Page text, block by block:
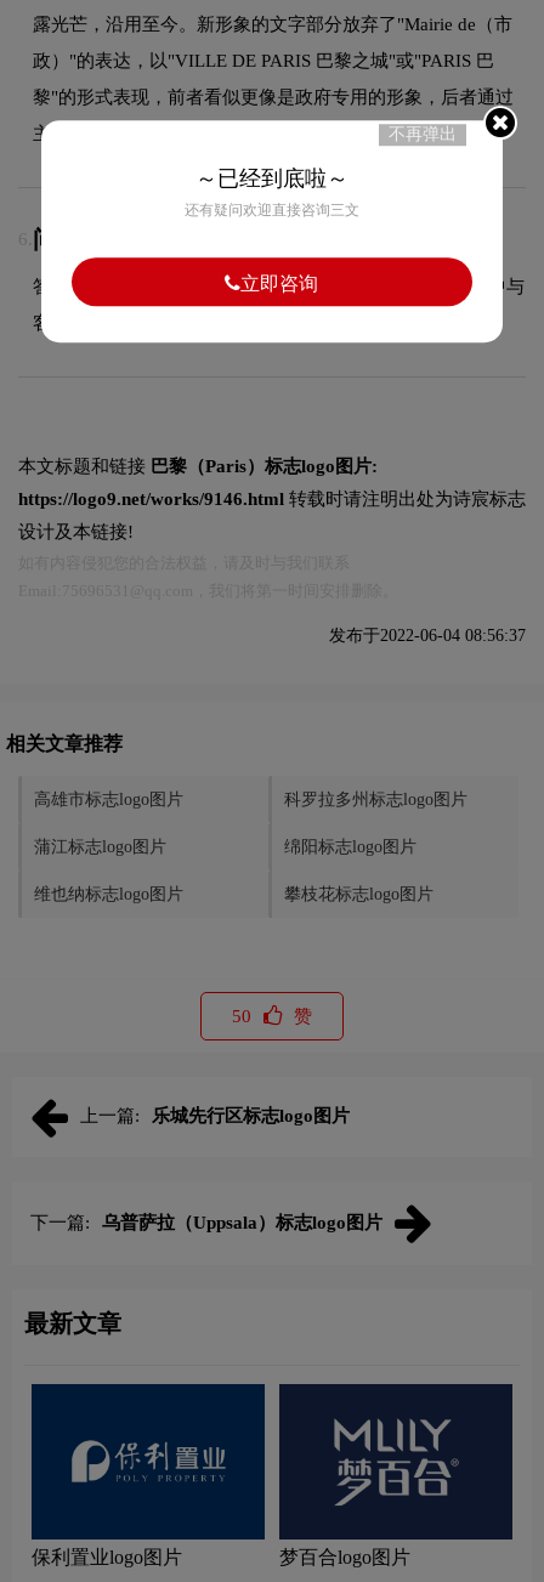
露光芒，沿用至今。新形象的文字部分放弃了"Mairie de（市
政）"的表达，以"VILLE DE PARIS 巴黎之城"或"PARIS 巴
黎"的形式表现，前者看似更像是政府专用的形象，后者通过
主次的区分，新形象让"PARIS"重点突...
6. 问：LOGO设计包含几次免费修改？
答：具体修改次数依据合同约定执行，我们会在设计过程中与
客户充分沟通，确保最终方案达到满意效果。
本文标题和链接 巴黎（Paris）标志logo图片:
https://logo9.net/works/9146.html 转载时请注明出处为诗宸标志
设计及本链接!
发布于2022-06-04 08:56:37
相关文章推荐
高雄市标志logo图片 科罗拉多州标志logo图片
蒲江标志logo图片 绵阳标志logo图片
维也纳标志logo图片 攀枝花标志logo图片
50 赞
上一篇: 乐城先行区标志logo图片
下一篇: 乌普萨拉（Uppsala）标志logo图片
最新文章
保利置业logo图片 梦百合logo图片
不再弹出
～已经到底啦～
还有疑问欢迎直接咨询三文
立即咨询